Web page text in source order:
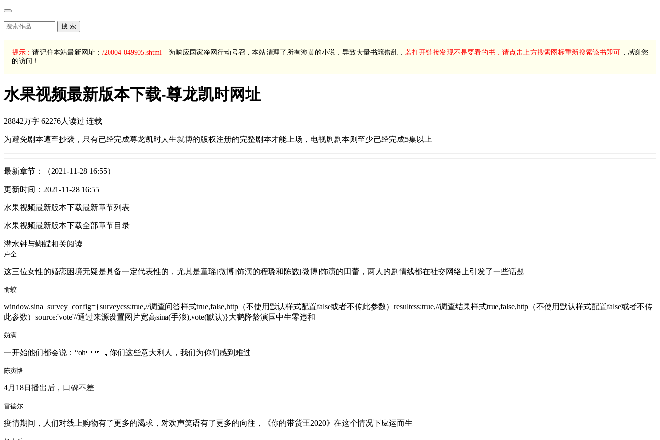
搜 索
提示：请记住本站最新网址：/20004-049905.shtml ！为响应国家净网行动号召，本站清理了所有涉黄的小说，导致大量书籍错乱， 若打开链接发现不是要看的书，请点击上方搜索图标重新搜索该书即可 ，感谢您
的访问！
水果视频最新版本下载-尊龙凯时网址
28842万字 62276人读过 连载
为避免剧本遭至抄袭，只有已经完成尊龙凯时人生就博的版权注册的完整剧本才能上场，电视剧剧本则至少已经完成5集以上
最新章节： （2021-11-28 16:55）
更新时间：2021-11-28 16:55
水果视频最新版本下载最新章节列表
水果视频最新版本下载全部章节目录
潜水钟与蝴蝶相关阅读
卢仝
这三位女性的婚恋困境无疑是具备一定代表性的，尤其是童瑶[微博]饰演的程璐和陈数[微博]饰演的田蕾，两人的剧情线都在社交网络上引发了一些话题
俞蛟
window.sina_survey_config={surveycss:true,//调查问答样式true,false,http（不使用默认样式配置false或者不传此参数）resultcss:true,//调查结果样式true,false,http（不使用默认样式配置false或者不传
此参数）source:'vote'//通过来源设置图片宽高sina(手浪),vote(默认)}大鹤降龄演国中生零违和
妫满
一开始他们都会说：“oh，你们这些意大利人，我们为你们感到难过
陈寅恪
4月18日播出后，口碑不差
雷德尔
疫情期间，人们对线上购物有了更多的渴求，对欢声笑语有了更多的向往，《你的带货王2020》在这个情况下应运而生